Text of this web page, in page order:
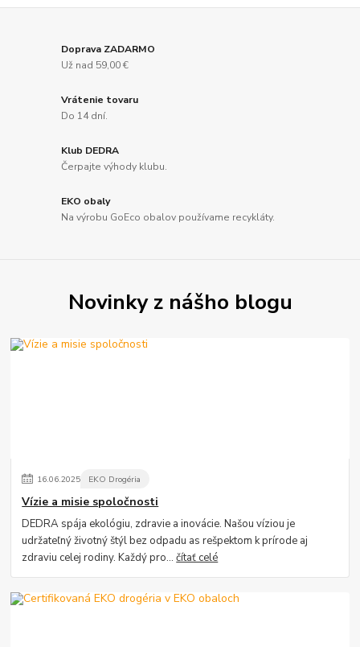
Doprava ZADARMO
Už nad 59,00 €
Vrátenie tovaru
Do 14 dní.
Klub DEDRA
Čerpajte výhody klubu.
EKO obaly
Na výrobu GoEco obalov používame recykláty.
Novinky z nášho blogu
16.06.2025 EKO Drogéria
Vízie a misie spoločnosti
DEDRA spája ekológiu, zdravie a inovácie. Našou víziou je
udržateľný životný štýl bez odpadu as rešpektom k prírode aj
zdraviu celej rodiny. Každý pro...čítať celé